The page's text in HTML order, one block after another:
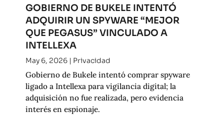
GOBIERNO DE BUKELE INTENTÓ
ADQUIRIR UN SPYWARE “MEJOR
QUE PEGASUS” VINCULADO A
INTELLEXA
May 6, 2026| Privacidad
Gobierno de Bukele intentó comprar spyware
ligado a Intellexa para vigilancia digital; la
adquisición no fue realizada, pero evidencia
interés en espionaje.